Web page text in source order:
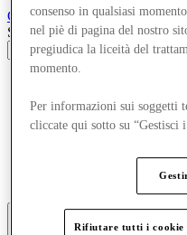
Cheshire Oaks Designer Outlet
Search input
Offerte
Pianifica la tua visita
Cosa c'è in programma
consenso in qualsiasi
nel piè di pagina del nostro
pregiudica la liceità del
momento.
Per informazioni sui soggetti
cliccate qui sotto su “Gestisci i
Rifiutare tutti i cookie